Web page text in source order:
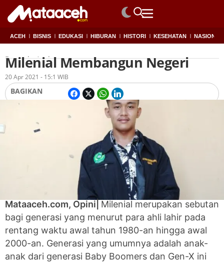
ACEH BISNIS EDUKASI HIBURAN HISTORI KESEHATAN NASIONAL
Beranda Aceh
Milenial Membangun Negeri
OlehRedaksi
20 Apr 2021 - 15:1 WIB
BAGIKAN
Mataaceh.com, Opini| Milenial merupakan sebutan
bagi generasi yang menurut para ahli lahir pada
rentang waktu awal tahun 1980-an hingga awal
2000-an. Generasi yang umumnya adalah anak-
anak dari generasi Baby Boomers dan Gen-X ini